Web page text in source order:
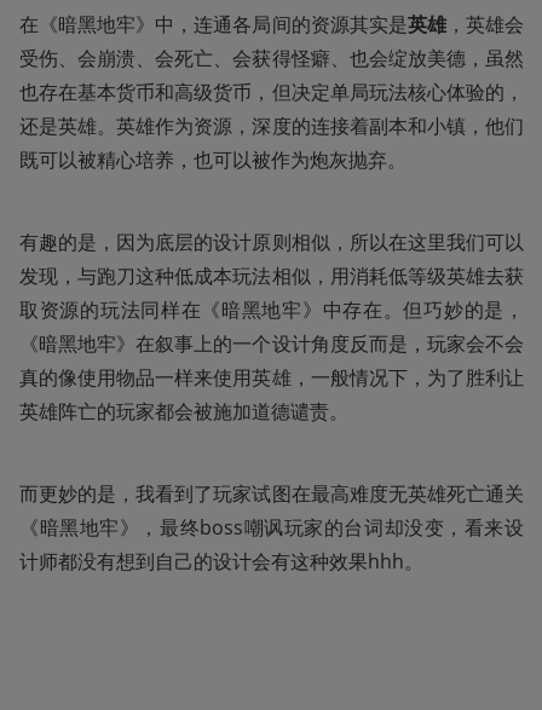
在《暗黑地牢》中，连通各局间的资源其实是英雄，英雄会
受伤、会崩溃、会死亡、会获得怪癖、也会绽放美德，虽然
也存在基本货币和高级货币，但决定单局玩法核心体验的，
还是英雄。英雄作为资源，深度的连接着副本和小镇，他们
既可以被精心培养，也可以被作为炮灰抛弃。
有趣的是，因为底层的设计原则相似，所以在这里我们可以
发现，与跑刀这种低成本玩法相似，用消耗低等级英雄去获
取资源的玩法同样在《暗黑地牢》中存在。但巧妙的是，
《暗黑地牢》在叙事上的一个设计角度反而是，玩家会不会
真的像使用物品一样来使用英雄，一般情况下，为了胜利让
英雄阵亡的玩家都会被施加道德谴责。
而更妙的是，我看到了玩家试图在最高难度无英雄死亡通关
《暗黑地牢》，最终boss嘲讽玩家的台词却没变，看来设
计师都没有想到自己的设计会有这种效果hhh。